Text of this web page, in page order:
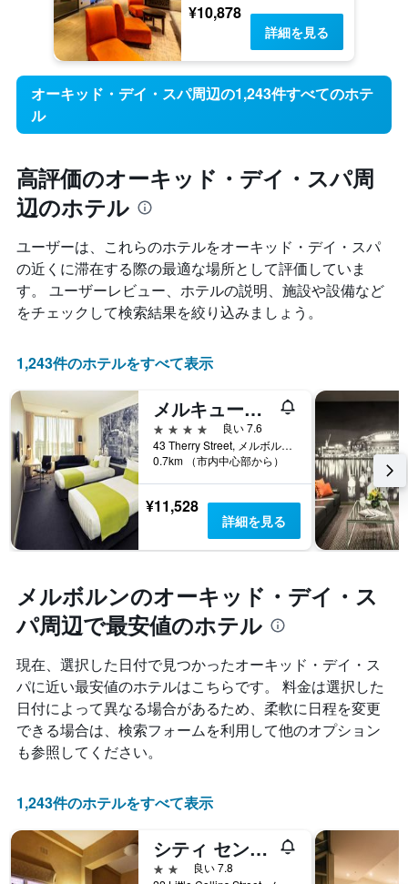
¥10,878
詳細を見る
オーキッド・デイ・スパ周辺の1,243件すべてのホテ
ル
高評価のオーキッド・デイ・スパ周
辺のホテル
ユーザーは、これらのホテルをオーキッド・デイ・スパ​
の近くに滞在する際の最適な場所として評価していま
す。 ユーザーレビュー、ホテルの説明、施設や設備など
をチェックして検索結果を絞り込みましょう。
1,243件のホテルをすべて表示
メルキュール メルボルン テリーストリート
4つ星
良い 7.6
43 Therry Street, メルボルン, VIC, オーストラリア
0.7km （市内中心部から）
¥11,528
詳細を見る
メルボルンのオーキッド・デイ・ス
パ周辺で最安値のホテル
現在、選択した日付で見つかったオーキッド・デイ・ス
パに近い最安値のホテルはこちらです。 料金は選択した
日付によって異なる場合があるため、柔軟に日程を変更
できる場合は、検索フォームを利用して他のオプション
も参照してください。
1,243件のホテルをすべて表示
シティ センター バジェット ホテル
2つ星
良い 7.8